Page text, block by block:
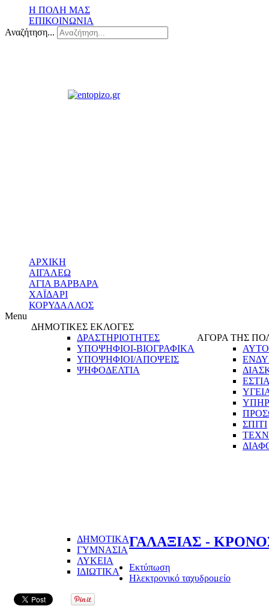
Η ΠΟΛΗ ΜΑΣ
ΕΠΙΚΟΙΝΩΝΙΑ
Αναζήτηση...
ΑΡΧΙΚΗ
ΑΙΓΑΛΕΩ
ΑΓΙΑ ΒΑΡΒΑΡΑ
ΧΑΪΔΑΡΙ
ΚΟΡΥΔΑΛΛΟΣ
Menu
ΔΗΜΟΤΙΚΕΣ ΕΚΛΟΓΕΣ
ΔΡΑΣΤΗΡΙΟΤΗΤΕΣ
ΥΠΟΨΗΦΙΟΙ-ΒΙΟΓΡΑΦΙΚΑ
ΥΠΟΨΗΦΙΟΙ/ΑΠΟΨΕΙΣ
ΨΗΦΟΔΕΛΤΙΑ
ΑΓΟΡΑ ΤΗΣ
ΣΠΙΤΙ
ΔΗΜΟΤΙΚΑ
ΓΥΜΝΑΣΙΑ
ΛΥΚΕΙΑ
ΙΔΙΩΤΙΚΑ
ΓΑΛΑΞΙΑΣ -
Εκτύπωση
Ηλεκτρονικό ταχυδρομείο